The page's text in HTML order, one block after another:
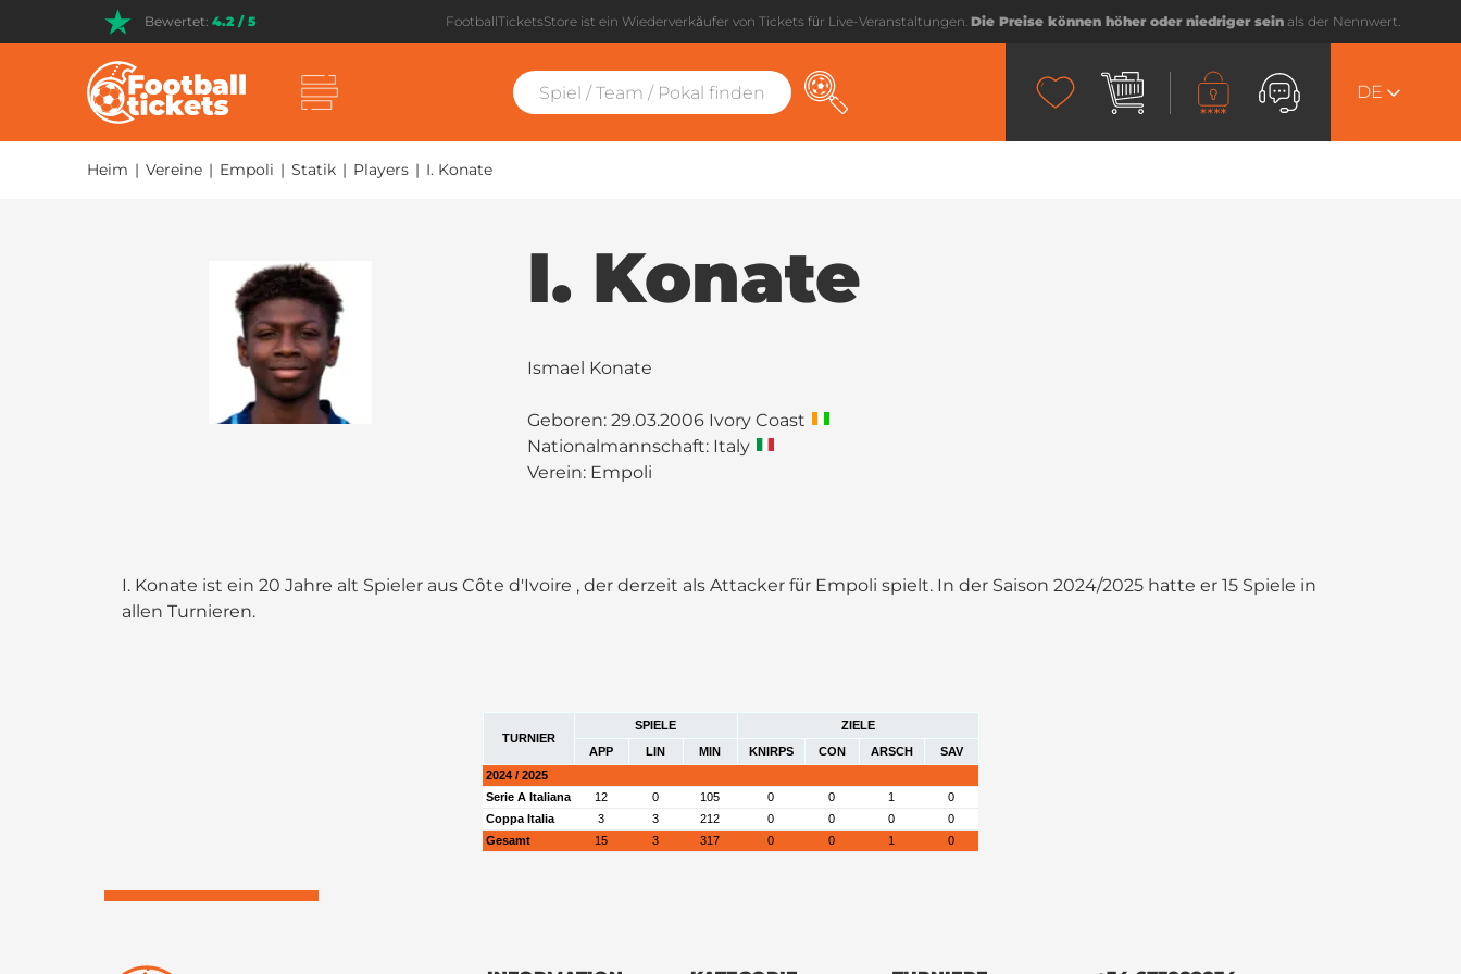
Bewertet: 4.2 / 5 FootballTicketsStore ist ein Wiederverkäufer von Tickets für Live-Veranstaltungen. Die Preise können höher oder niedriger sein als der Nennwert.
DE
Heim | Vereine | Empoli | Statik | Players | I. Konate
I. Konate
Ismael Konate
Geboren: 29.03.2006 Ivory Coast
Nationalmannschaft: Italy
Verein: Empoli
I. Konate ist ein 20 Jahre alt Spieler aus Côte d'Ivoire , der derzeit als Attacker für Empoli spielt. In der Saison 2024/2025 hatte er 15 Spiele in
allen Turnieren.
TURNIER
SPIELE
ZIELE
APP
LIN MIN KNIRPS CON ARSCH
SAV
2024 / 2025
Serie A Italiana
12 0 105 0 0 1
0
Coppa Italia
3 3 212 0 0 0
0
Gesamt
15 3 317 0 0 1 0